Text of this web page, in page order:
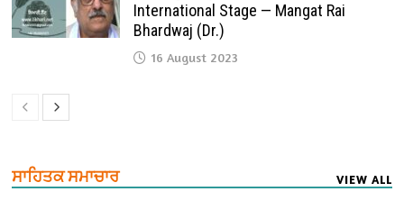
International Stage — Mangat Rai
Bhardwaj (Dr.)
16 August 2023
ਸਾਹਿਤਕ ਸਮਾਚਾਰ VIEW ALL